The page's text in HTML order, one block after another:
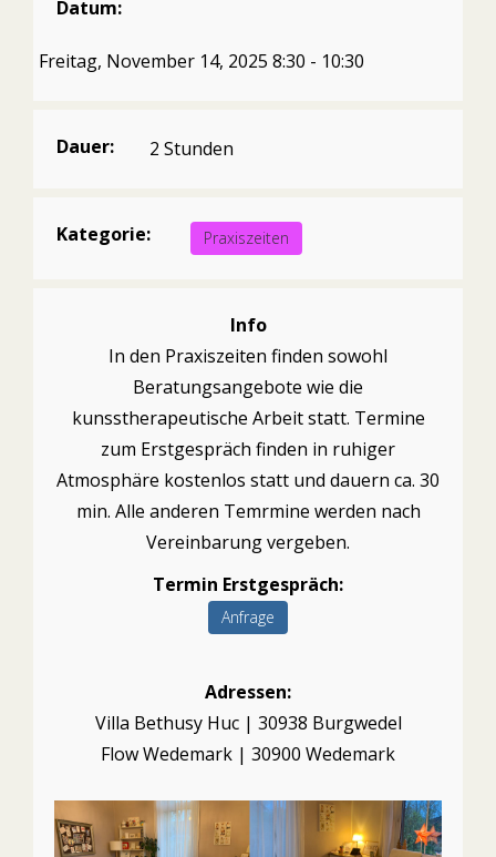
Datum:
Freitag, November 14, 2025 8:30 - 10:30
Dauer: 2 Stunden
Kategorie: Praxiszeiten
Info
In den Praxiszeiten finden sowohl
Beratungsangebote wie die
kunsstherapeutische Arbeit statt. Termine
zum Erstgespräch finden in ruhiger
Atmosphäre kostenlos statt und dauern ca. 30
min. Alle anderen Temrmine werden nach
Vereinbarung vergeben.
Termin Erstgespräch:
Anfrage
Adressen:
Villa Bethusy Huc | 30938 Burgwedel
Flow Wedemark | 30900 Wedemark